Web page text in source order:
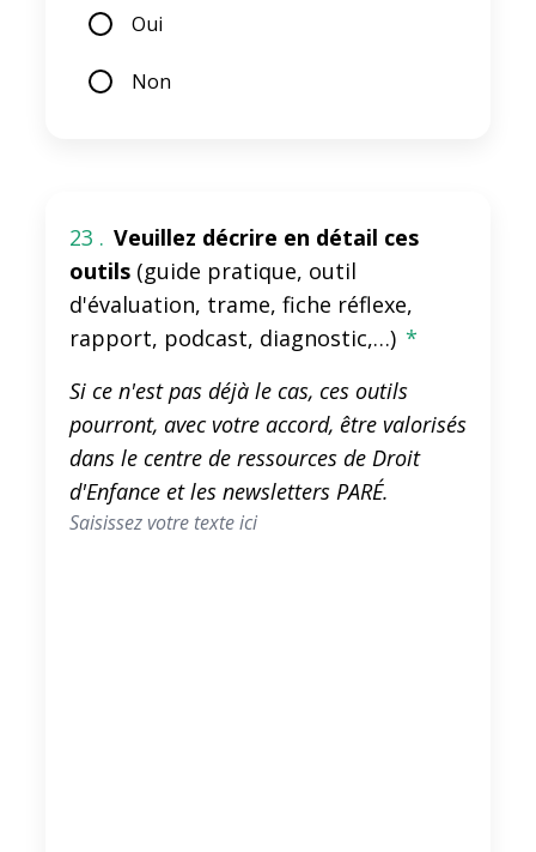
Oui
Non
23 . Veuillez décrire en détail ces
outils (guide pratique, outil
d'évaluation, trame, fiche réflexe,
rapport, podcast, diagnostic,…) *
Si ce n'est pas déjà le cas, ces outils
pourront, avec votre accord, être valorisés
dans le centre de ressources de Droit
d'Enfance et les newsletters PARÉ.